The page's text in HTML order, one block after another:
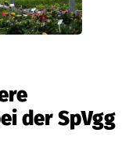
der SpVgg